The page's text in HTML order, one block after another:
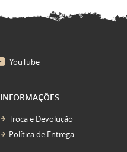
YouTube
INFORMAÇÕES
Troca e Devolução
Política de Entrega